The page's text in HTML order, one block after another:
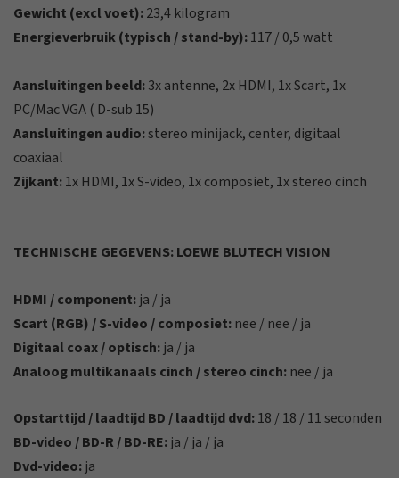
Gewicht (excl voet):23,4 kilogram
Energieverbruik (typisch / stand-by):117 / 0,5 watt
Aansluitingen beeld:3x antenne, 2x HDMI, 1x Scart, 1x
PC/Mac VGA ( D-sub 15)
Aansluitingen audio:stereo minijack, center, digitaal
coaxiaal
Zijkant:1x HDMI, 1x S-video, 1x composiet, 1x stereo cinch
TECHNISCHE GEGEVENS: LOEWE BLUTECH VISION
HDMI / component: ja / ja
Scart (RGB) / S-video / composiet: nee / nee / ja
Digitaal coax / optisch: ja / ja
Analoog multikanaals cinch / stereo cinch: nee / ja
Opstarttijd / laadtijd BD / laadtijd dvd:18 / 18 / 11 seconden
BD-video / BD-R / BD-RE:ja / ja / ja
Dvd-video:ja